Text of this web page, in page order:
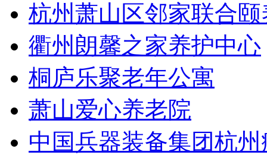
杭州萧山区邻家联合颐
衢州朗馨之家养护中心
桐庐乐聚老年公寓
萧山爱心养老院
中国兵器装备集团杭